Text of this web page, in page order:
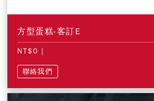
方型蛋糕-客訂E
NT$0 |
聯絡我們